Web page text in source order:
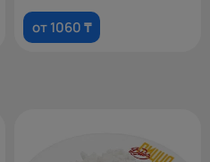
от 1060 ₸